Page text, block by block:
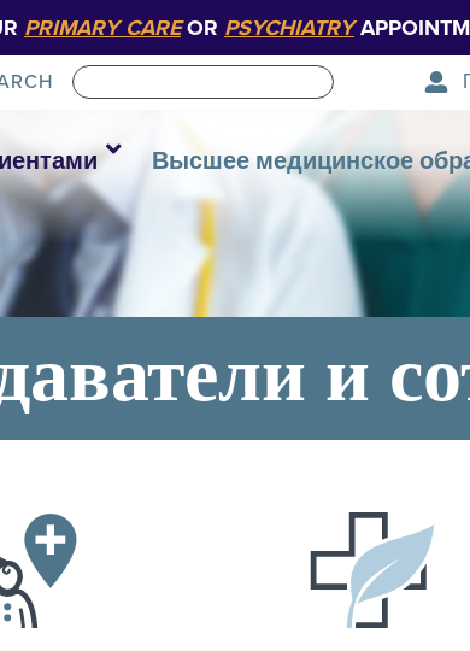
PRIMARY CAREOR PSYCHIATRY
Высшее медицинское
и